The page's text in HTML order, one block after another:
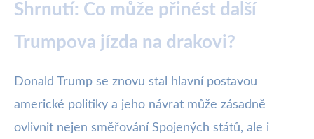
Shrnutí: Co může přinést další
Trumpova jízda na drakovi?
Donald Trump se znovu stal hlavní postavou
americké politiky a jeho návrat může zásadně
ovlivnit nejen směřování Spojených států, ale i